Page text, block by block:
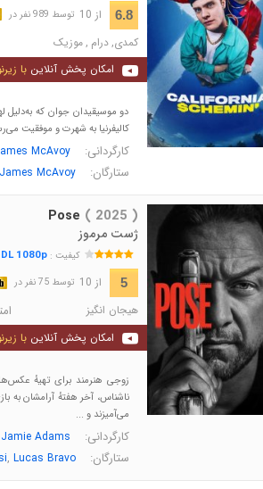
6.8 از 10 توسط 989 نفر در
کمدی,درام ,موزیک
امکان پخش آنلاین با
دو موسیقیدان جوان که
کالیفرنیا به شهرت و موفقیت
کارگردانی:McAvoy
ستارگان:James McAvoy
Pose ( 2025 )
ژست مرموز
کیفیت :1080p
5 از 10 توسط 75 نفر در
هیجان انگیز
امکان پخش آنلاین با
زوجی هنرمند برای تهیهٔ
ناشناس، آخر هفتهٔ آرامشان به
می‌آمیزند و ...
کارگردانی: Jamie Adams
ستارگان: , Lucas Bravo